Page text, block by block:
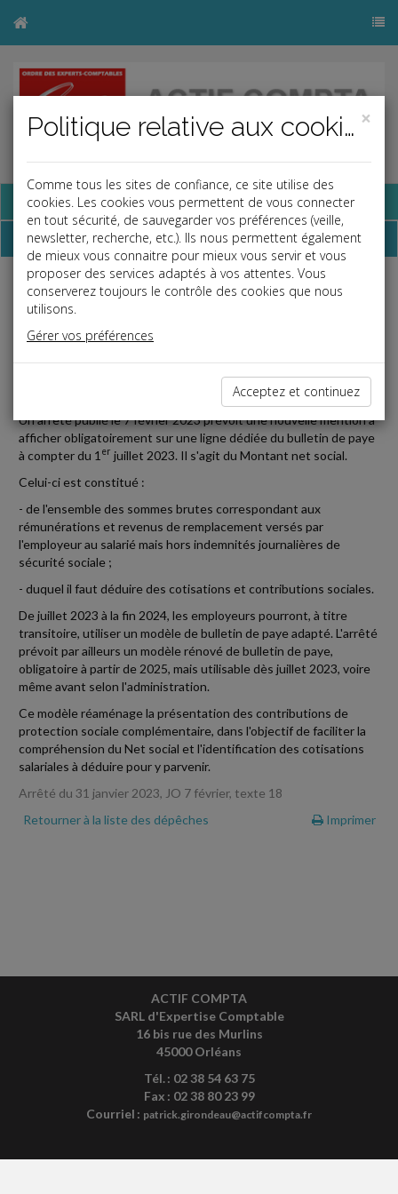
Base documentaire
Dépêches
j a
b
Social
Date: 2023-02-21
BULLETIN DE PAYE : MENTION DU MONTANT NET
Un arrêté publié le 7 février 2023 prévoit une nouvelle mention à
afficher obligatoirement sur une ligne dédiée du bulletin de paye
à compter du 1 er juillet 2023. Il s'agit du Montant net social.
Celui-ci est constitué :
- de l'ensemble des sommes brutes correspondant aux
rémunérations et revenus de remplacement versés par
l'employeur au salarié mais hors indemnités journalières de
sécurité sociale ;
- duquel il faut déduire des cotisations et contributions sociales.
De juillet 2023 à la fin 2024, les employeurs pourront, à titre
transitoire, utiliser un modèle de bulletin de paye adapté. L'arrêté
prévoit par ailleurs un modèle rénové de bulletin de paye,
obligatoire à partir de 2025, mais utilisable dès juillet 2023, voire
même avant selon l'administration.
Ce modèle réaménage la présentation des contributions de
protection sociale complémentaire, dans l'objectif de faciliter la
compréhension du Net social et l'identification des cotisations
salariales à déduire pour y parvenir.
Arrêté du 31 janvier 2023, JO 7 février, texte 18
Retourner à la liste des dépêches
Imprimer
ACTIF COMPTA
SARL d'Expertise Comptable
16 bis rue des Murlins
45000 Orléans
Tél. : 02 38 54 63 75
Fax : 02 38 80 23 99
Courriel : patrick.girondeau@actifcompta.fr
×
Politique relative aux cookies
Comme tous les sites de confiance, ce site utilise des
cookies. Les cookies vous permettent de vous connecter
en tout sécurité, de sauvegarder vos préférences (veille,
newsletter, recherche, etc.). Ils nous permettent également
de mieux vous connaitre pour mieux vous servir et vous
proposer des services adaptés à vos attentes. Vous
conserverez toujours le contrôle des cookies que nous
utilisons.
Gérer vos préférences
Acceptez et continuez